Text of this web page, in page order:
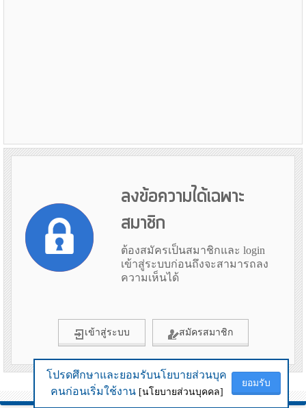
โปรดศึกษาและยอมรับนโยบายส่วนบุค
คนก่อนเริ่มใช้งาน [นโยบายส่วนบุคคล]
ยอมรับ
ลงข้อความได้เฉพาะ
สมาชิก
ต้องสมัครเป็นสมาชิกและ login
เข้าสู่ระบบก่อนถึงจะสามารถลง
ความเห็นได้
เข้าสู่ระบบ สมัครสมาชิก
ข้อมูลเมื่อ 8th August 2026 21:14
โปรดศึกษาและยอมรับนโยบายส่วนบุค
คนก่อนเริ่มใช้งาน [นโยบายส่วนบุคคล]
ยอมรับ